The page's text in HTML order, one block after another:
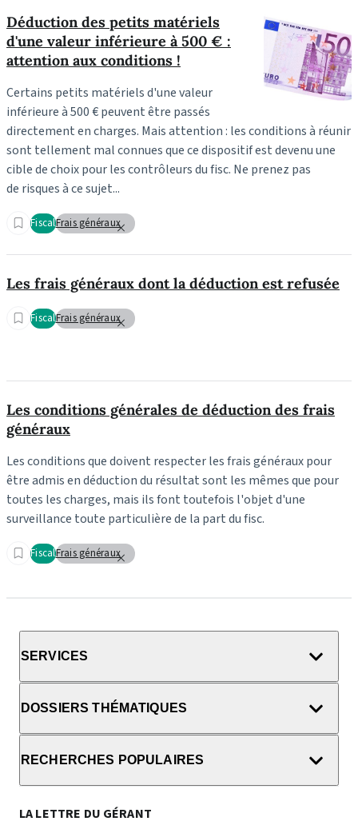
Déduction des petits matériels
d'une valeur inférieure à 500 € :
attention aux conditions !
Certains petits matériels d'une valeur
inférieure à 500 € peuvent être passés
directement en charges. Mais attention : les conditions à réunir
sont tellement mal connues que ce dispositif est devenu une
cible de choix pour les contrôleurs du fisc. Ne prenez pas
de risques à ce sujet...
FiscalFrais généraux
Les frais généraux dont la déduction est refusée
FiscalFrais généraux
Les conditions générales de déduction des frais
généraux
Les conditions que doivent respecter les frais généraux pour
être admis en déduction du résultat sont les mêmes que pour
toutes les charges, mais ils font toutefois l'objet d'une
surveillance toute particulière de la part du fisc.
FiscalFrais généraux
SERVICES
DOSSIERS THÉMATIQUES
RECHERCHES POPULAIRES
LA LETTRE DU GÉRANT